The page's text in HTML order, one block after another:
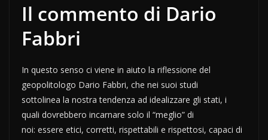
Il commento di Dario
Fabbri
In questo senso ci viene in aiuto la riflessione del
geopolitologo Dario Fabbri, che nei suoi studi
sottolinea la nostra tendenza ad idealizzare gli stati, i
quali dovrebbero incarnare solo il “meglio” di
noi: essere etici, corretti, rispettabili e rispettosi, capaci di